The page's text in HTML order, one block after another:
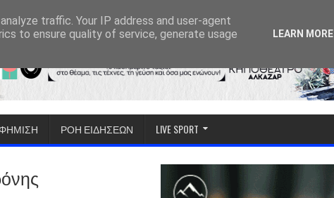
ΡΟΗ ΕΙΔΗΣΕΩΝ LIVE SPORT
traffic. Your IP address and user-agent
to ensure quality of service, generate usage
LEARN MORE